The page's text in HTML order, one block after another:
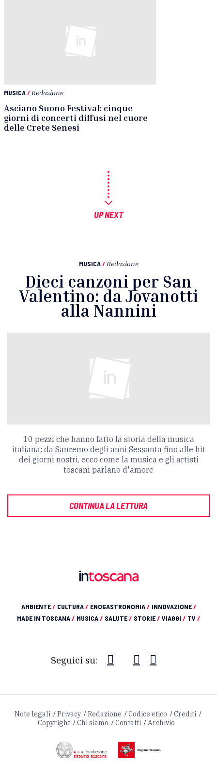
MUSICA/ Redazione
Asciano Suono Festival: cinque
giorni di concerti diffusi nel cuore
delle Crete Senesi
UP NEXT
MUSICA / Redazione
Dieci canzoni per San
Valentino: da Jovanotti
alla Nannini
10 pezzi che hanno fatto la storia della musica
italiana: da Sanremo degli anni Sessanta fino alle hit
dei giorni nostri, ecco come la musica e gli artisti
toscani parlano d'amore
CONTINUA LA LETTURA
AMBIENTE/ CULTURA/ ENOGASTRONOMIA/ INNOVAZIONE/
MADE IN TOSCANA/ MUSICA/ SALUTE/ STORIE/ VIAGGI / TV /
Seguici su:
Note legali Privacy Redazione Codice etico
Crediti
Copyright
Chi siamo Contatti Archivio